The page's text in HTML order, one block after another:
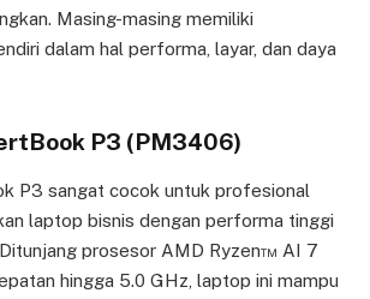
Masing-masing memiliki
dalam hal performa, layar, dan daya
P3 (PM3406)
P3 sangat cocok untuk profesional
laptop bisnis dengan performa tinggi
prosesor AMD Ryzen™ AI 7
hingga 5.0 GHz, laptop ini mampu